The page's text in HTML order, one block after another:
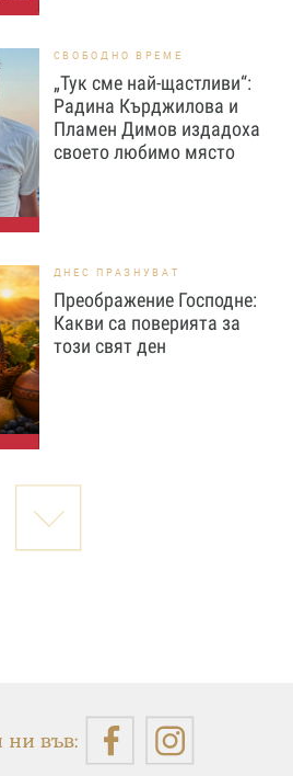
СВОБОДНО ВРЕМЕ
„Тук сме най-щастливи“:
Радина Кърджилова и
Пламен Димов издадоха
своето любимо място
ДНЕС ПРАЗНУВАТ
Преображение Господне:
Какви са поверията за
този свят ден
ни във: